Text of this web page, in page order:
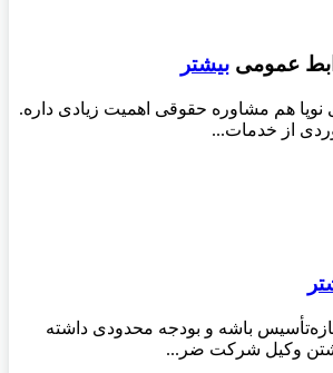
عمومی بیشتر
هم مشاوره حقوقی اهمیت زیادی داره.
از خدمات...
باشه و بودجه محدودی داشته
وکیل شرکت ضر...